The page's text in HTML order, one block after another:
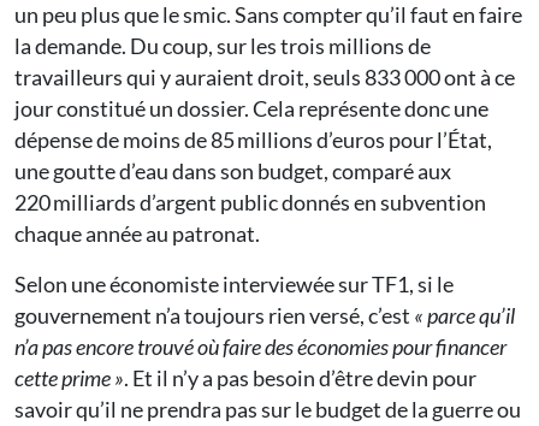
un peu plus que le smic. Sans compter qu’il faut en faire
la demande. Du coup, sur les trois millions de
travailleurs qui y auraient droit, seuls 833 000 ont à ce
jour constitué un dossier. Cela représente donc une
dépense de moins de 85 millions d’euros pour l’État,
une goutte d’eau dans son budget, comparé aux
220 milliards d’argent public donnés en subvention
chaque année au patronat.
Selon une économiste interviewée sur TF1, si le
gouvernement n’a toujours rien versé, c’est « parce qu’il
n’a pas encore trouvé où faire des économies pour financer
cette prime ». Et il n’y a pas besoin d’être devin pour
savoir qu’il ne prendra pas sur le budget de la guerre ou